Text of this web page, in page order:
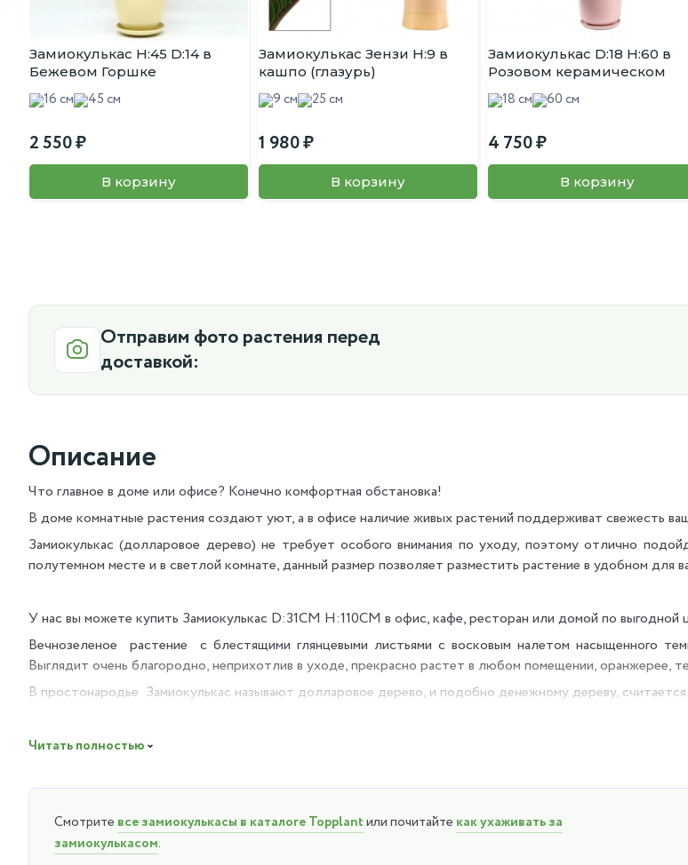
Замиокулькас H:45 D:14 в
Бежевом Горшке
16 см 45 см
2 550
В корзину
Замиокулькас Зензи H:9 в
кашпо (глазурь)
9 см 25 см
1 980
В корзину
Замиокулькас D:18 H:60 в
Розовом керамическом
горшке
18 см 60 см
4 750
В корзину
Отправим фото растения перед
доставкой:
Описание
Что главное в доме или офисе? Конечно комфортная обстановка!
В доме комнатные растения создают уют, а в офисе наличие живых растений поддерживат свежесть
Замиокулькас (долларовое дерево) не требует особого внимания по уходу, поэтому отлично
полутемном месте и в светлой комнате, данный размер позволяет разместить растение в удобном для
У нас вы можете купить Замиокулькас D:31CM H:110CM в офис, кафе, ресторан или домой по выгодной
Вечнозеленое растение с блестящими глянцевыми листьями с восковым налетом насыщенного
Выглядит очень благородно, неприхотлив в уходе, прекрасно растет в любом помещении, оранжерее,
В простонародье Замиокулькас называют долларовое дерево, и подобно денежному дереву,
Разместив растение в помещении вы также получите пользу, поспособствовав этим очистке
Любит хорошее освещение и в полутени тоже прекрасно растёт. Любит душ с помощью
дней. Терпеливо переносит засуху.
Читать полностью
Смотрите все замиокулькасы в каталоге Topplantили почитайте как ухаживать за
замиокулькасом.